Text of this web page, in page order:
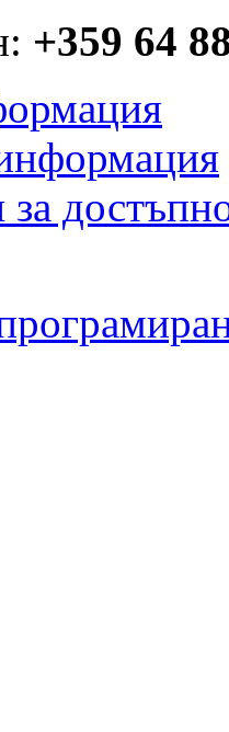
+359 64